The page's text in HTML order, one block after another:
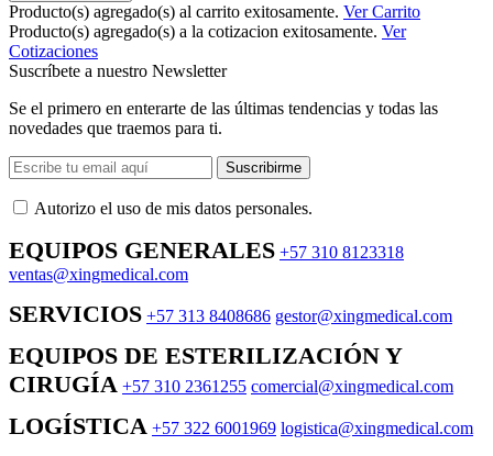
Producto(s) agregado(s) al carrito exitosamente. Ver Carrito
Producto(s) agregado(s) a la cotizacion exitosamente. Ver
Cotizaciones
Suscríbete a nuestro Newsletter
Se el primero en enterarte de las últimas tendencias y todas las
novedades que traemos para ti.
Suscribirme
Autorizo ​​el uso de mis datos personales.
EQUIPOS GENERALES +57 310 8123318
ventas@xingmedical.com
SERVICIOS +57 313 8408686 gestor@xingmedical.com
EQUIPOS DE ESTERILIZACIÓN Y
CIRUGÍA +57 310 2361255 comercial@xingmedical.com
LOGÍSTICA +57 322 6001969 logistica@xingmedical.com